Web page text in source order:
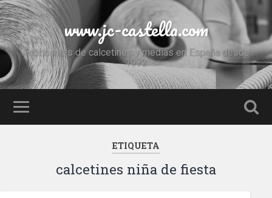
www.jc-castella.com
Fabricantes de calcetines y medias en España desde
1972
ETIQUETA
calcetines niña de fiesta